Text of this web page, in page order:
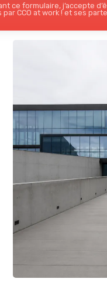
ce formulaire, j’accepte
CCO at work ! et ses